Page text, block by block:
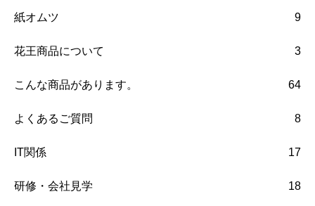
紙オムツ 9
花王商品について 3
こんな商品があります。 64
よくあるご質問 8
IT関係 17
研修・会社見学 18